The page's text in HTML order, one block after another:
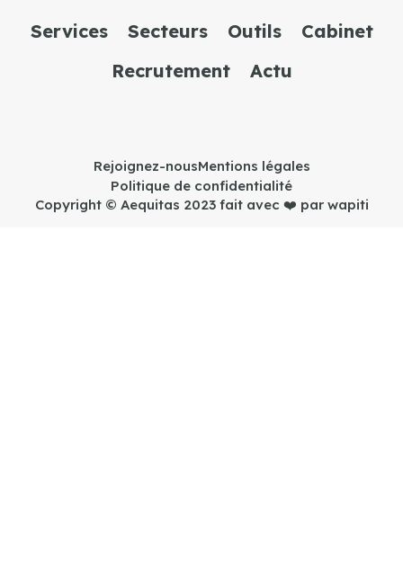
Services Secteurs Outils
Cabinet
Recrutement
Actu
Copyright © Aequitas 2023 fait avec ❤️ par wapiti
Rejoignez-nousMentions légales
Politique de confidentialité